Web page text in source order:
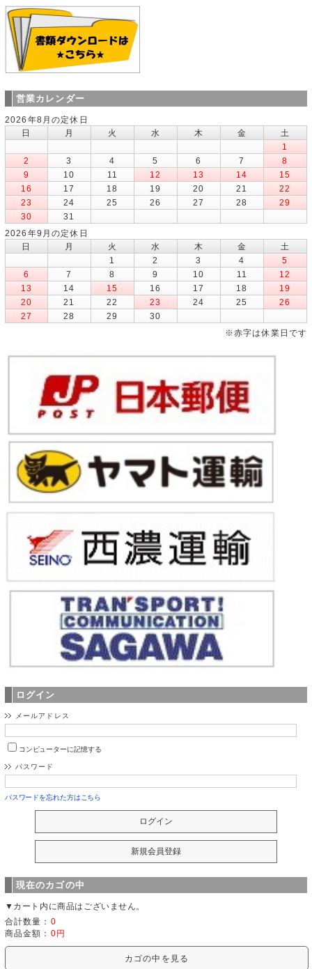
営業カレンダー
2026年8月の定休日
日
月 火 水 木 金
土
1
2
3 4 5 6 7
8
9
10 11 12 13 14
15
16
17 18 19 20 21
22
23
24 25 26 27 28
29
30
31
2026年9月の定休日
日
月 火 水 木 金
土
1
2 3 4
5
6
7 8 9 10 11
12
13
14 15 16 17 18
19
20
21 22 23 24 25
26
27
28 29
30
※赤字は休業日です
ログイン
メールアドレス
コンピューターに記憶する
パスワード
パスワードを忘れた方はこちら
現在のカゴの中
▼カート内に商品はございません。
合計数量： 0
商品金額： 0円
カゴの中を見る